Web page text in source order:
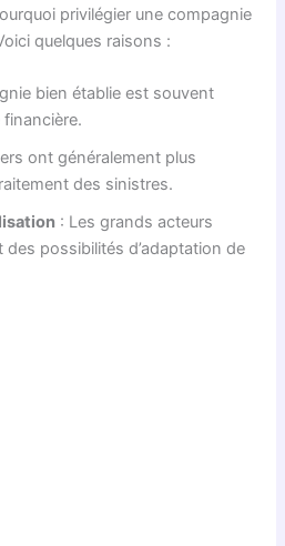
privilégier une compagnie
quelques raisons :
bien établie est souvent
ont généralement plus
des sinistres.
: Les grands acteurs
possibilités d’adaptation de